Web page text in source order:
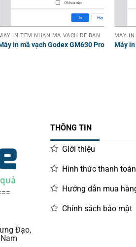
IN TEM NHÃN MÃ VẠCH ĐỂ BÀN
in mã vạch Godex GM630 Pro Máy
Đạo,
THÔNG TIN
Giới thiệu
Hình thức thanh toán
Hướng dẫn mua
Chính sách bảo mật